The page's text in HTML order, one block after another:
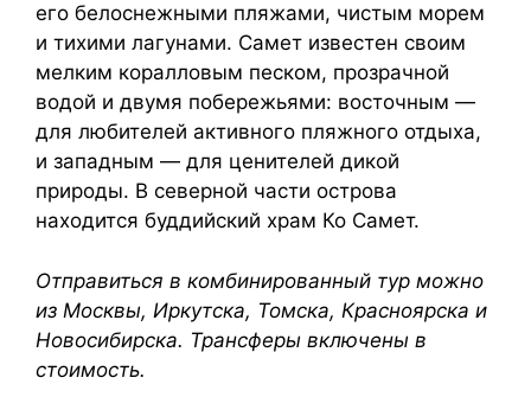
его белоснежными пляжами, чистым морем
и тихими лагунами. Самет известен своим
мелким коралловым песком, прозрачной
водой и двумя побережьями: восточным —
для любителей активного пляжного отдыха,
и западным — для ценителей дикой
природы. В северной части острова
находится буддийский храм Ко Самет.
Отправиться в комбинированный тур можно
из Москвы, Иркутска, Томска, Красноярска и
Новосибирска. Трансферы включены в
стоимость.